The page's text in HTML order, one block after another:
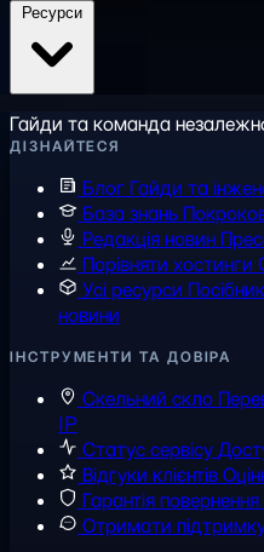
Гайди та команда
ДІЗНАЙТЕСЯ
Блог Гайди та
База знань
Редакція новин
Порівняти хостинги
Усі ресурси
новини
ІНСТРУМЕНТИ ТА ДОВІРА
Скельний скло
IP
Статус сервісу
Відгуки клієнтів
Гарантія
Отримати